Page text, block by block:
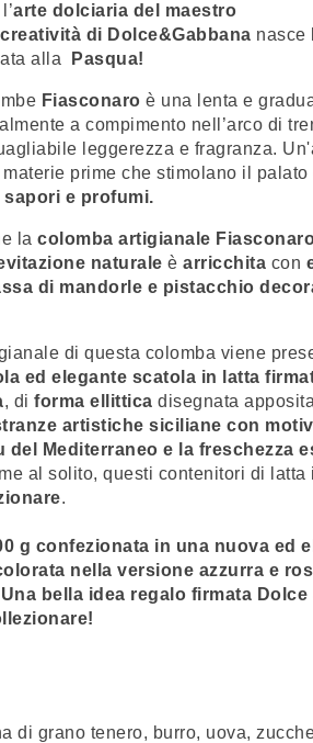
arte dolciaria del maestro
creatività di Dolce&Gabbana nasce
alla Pasqua!
Fiasconaro è una lenta e
a compimento nell’arco di
leggerezza e fragranza.
prime che stimolano il palato
e profumi.
la colomba artigianale
naturale è arricchita con
di mandorle e pistacchio
di questa colomba viene
ed elegante scatola in latta
, di forma ellittica disegnata
artistiche siciliane con
del Mediterraneo e la freschezza
al solito, questi contenitori di latta
.
g confezionata in una nuova ed
nella versione azzurra e
bella idea regalo firmata Dolce
di grano tenero, burro, uova,